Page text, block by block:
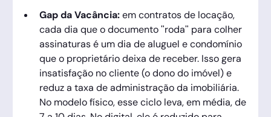
Gap da Vacância:em contratos de locação,
cada dia que o documento "roda" para colher
assinaturas é um dia de aluguel e condomínio
que o proprietário deixa de receber. Isso gera
insatisfação no cliente (o dono do imóvel) e
reduz a taxa de administração da imobiliária.
No modelo físico, esse ciclo leva, em média, de